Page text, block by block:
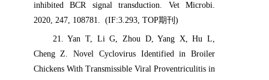
inhibited BCR signal transduction. Vet Microbi.
2020, 247, 108781. (IF:3.293, TOP期刊 )
21. Yan T, Li G, Zhou D, Yang X, Hu L,
Cheng Z. Novel Cyclovirus Identified in Broiler
Chickens With Transmissible Viral Proventriculitis in